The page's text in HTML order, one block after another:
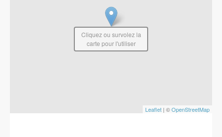
Leaflet | ©OpenStreetMap
Cliquez ou survolez la
carte pour l'utiliser